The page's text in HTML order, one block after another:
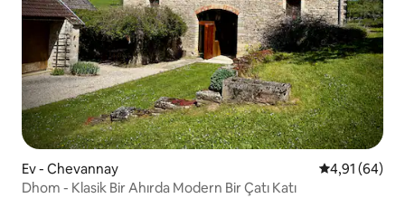
Ev - Chevannay 5 üzerinden
4,91 (64)
Dhom - Klasik Bir Ahırda Modern Bir Çatı Katı